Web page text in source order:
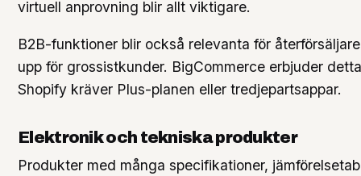
virtuell anprovning blir allt viktigare.
B2B-funktioner blir också relevanta för
upp för grossistkunder. BigCommerce erbjuder
Shopify kräver Plus-planen eller tredjepartsappar.
Elektronik och tekniska produkter
Produkter med många specifikationer,